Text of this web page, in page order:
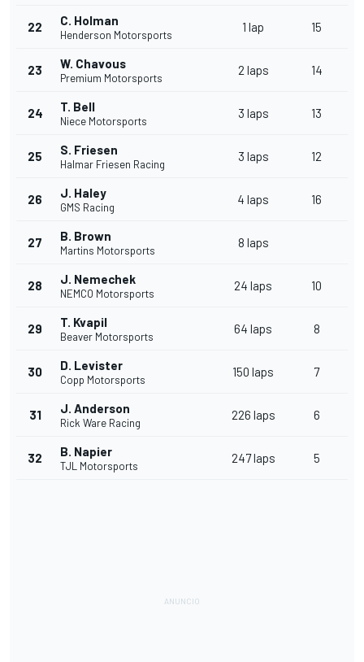
22 C. Holman
Henderson Motorsports
1 lap 15
23 W. Chavous
Premium Motorsports
2 laps 14
24 T. Bell
Niece Motorsports
3 laps 13
25 S. Friesen
Halmar Friesen Racing
3 laps 12
26 J. Haley
GMS Racing
4 laps 16
27 B. Brown
Martins Motorsports
8 laps
28 J. Nemechek
NEMCO Motorsports
24 laps 10
29 T. Kvapil
Beaver Motorsports
64 laps 8
30 D. Levister
Copp Motorsports
150 laps 7
31 J. Anderson
Rick Ware Racing
226 laps 6
32 B. Napier
TJL Motorsports
247 laps 5